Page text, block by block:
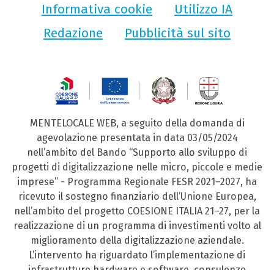
Informativa cookie
Utilizzo IA
Redazione
Pubblicità sul sito
MENTELOCALE WEB, a seguito della domanda di
agevolazione presentata in data 03/05/2024
nell’ambito del Bando “Supporto allo sviluppo di
progetti di digitalizzazione nelle micro, piccole e medie
imprese” - Programma Regionale FESR 2021–2027, ha
ricevuto il sostegno finanziario dell’Unione Europea,
nell’ambito del progetto COESIONE ITALIA 21–27, per la
realizzazione di un programma di investimenti volto al
miglioramento della digitalizzazione aziendale.
L’intervento ha riguardato l’implementazione di